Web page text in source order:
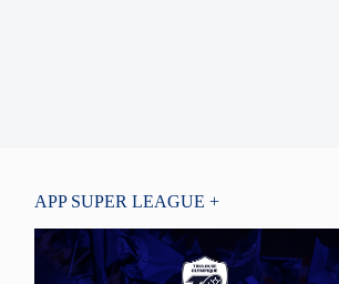
APP SUPER LEAGUE +